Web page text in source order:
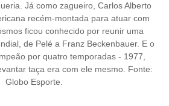
Já como zagueiro, Carlos Alberto
recém-montada para atuar com
ficou conhecido por reunir uma
de Pelé a Franz Beckenbauer. E o
por quatro temporadas - 1977,
taça era com ele mesmo. Fonte:
Globo Esporte.